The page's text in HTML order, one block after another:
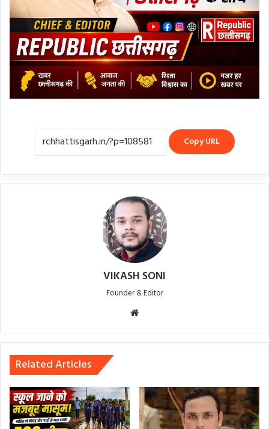
Copy URL
VIKASH SONI
Founder & Editor
Related Articles